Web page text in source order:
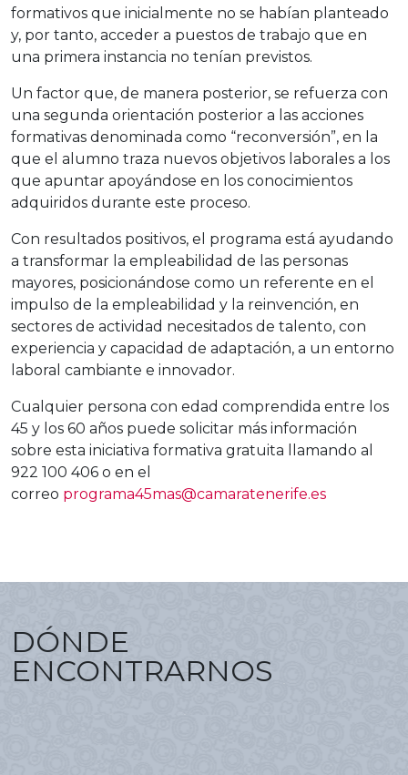
formativos que inicialmente no se habían planteado
y, por tanto, acceder a puestos de trabajo que en
una primera instancia no tenían previstos.
Un factor que, de manera posterior, se refuerza con
una segunda orientación posterior a las acciones
formativas denominada como “reconversión”, en la
que el alumno traza nuevos objetivos laborales a los
que apuntar apoyándose en los conocimientos
adquiridos durante este proceso.
Con resultados positivos, el programa está ayudando
a transformar la empleabilidad de las personas
mayores, posicionándose como un referente en el
impulso de la empleabilidad y la reinvención, en
sectores de actividad necesitados de talento, con
experiencia y capacidad de adaptación, a un entorno
laboral cambiante e innovador.
Cualquier persona con edad comprendida entre los
45 y los 60 años puede solicitar más información
sobre esta iniciativa formativa gratuita llamando al
922 100 406 o en el
correo programa45mas@camaratenerife.es
DÓNDE
ENCONTRARNOS